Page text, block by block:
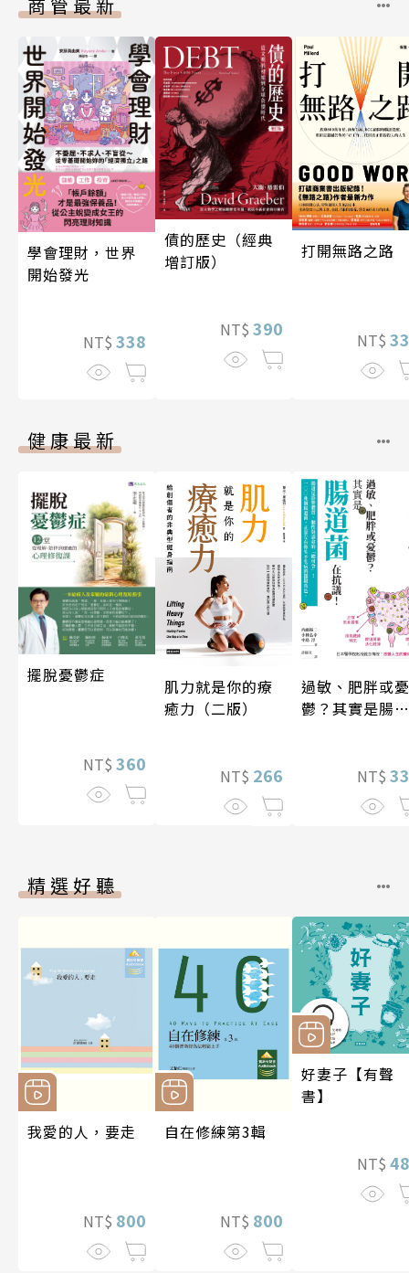
學會理財，世界
開始發光
NT$ 338
債的歷史（經典
增訂版）
NT$ 390
打開無路之路
NT$
健康最新
擺脫憂鬱症
NT$ 360
肌力就是你的療
癒力（二版）
NT$ 266
過敏、肥胖或憂
鬱？其實是腸道
NT$
精選好聽
我愛的人，要走
NT$ 800
自在修練第3輯
NT$ 800
好妻子【有聲
書】
NT$